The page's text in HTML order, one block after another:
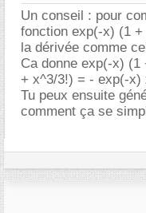
Un conseil : pour
fonction exp(-x) (1
la dérivée comme
Ca donne exp(-x)
+ x^3/3!) = - exp(-x)
Tu peux ensuite
comment ça se